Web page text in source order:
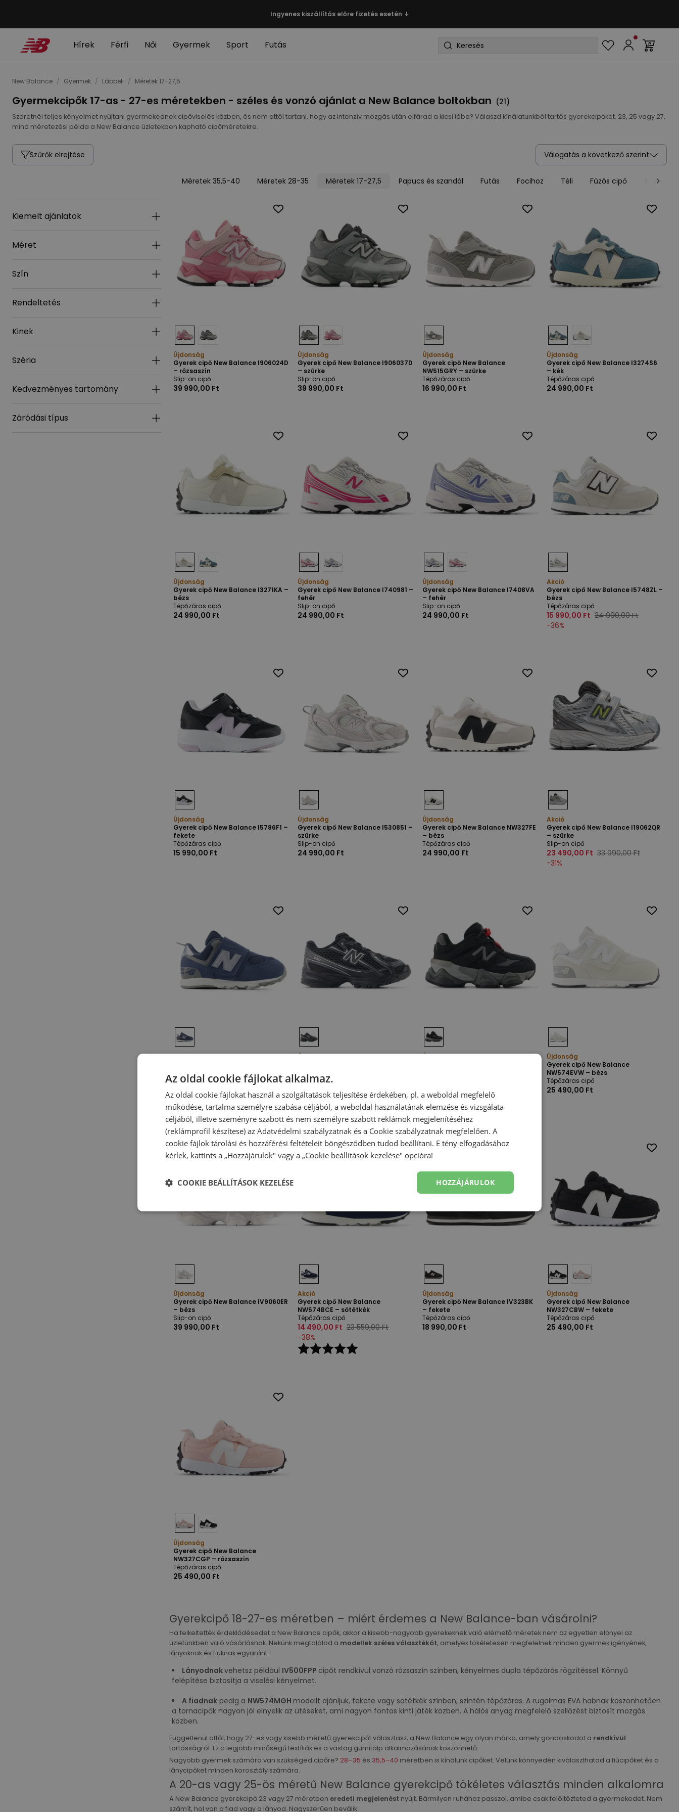
Ingyenes kiszállítás előre fizetés esetén ↓
Hírek Férfi Női Gyermek Sport Futás
New Balance / Gyermek / Lábbeli / Méretek 17-27,5
Gyermekcipők 17-as - 27-es méretekben - széles és vonzó ajánlat a New Balance boltokban (21)
Szeretnél teljes kényelmet nyújtani gyermekednek cipőviselés közben, és nem attól tartani, hogy az intenzív mozgás után elfárad a kicsi lába? Válaszd kínálatunkból tartós gyerekcipőket. 23, 25 vagy 27,
mind méretezési példa a New Balance üzletekben kapható cipőméretekre.
Szűrők elrejtése Válogatás a következő szerint
Kiemelt ajánlatok
Méret
Szín
Rendeltetés
Kinek
Széria
Kedvezményes tartomány
Záródási típus
Méretek 35,5-40 Méretek 28-35 Méretek 17-27,5 Papucs és szandál Futás Focihoz Téli Fűzős cipő
Újdonság
Gyerek cipő New Balance I906024D
– rózsaszín
Slip-on cipő
39 990,00 Ft
Újdonság
Gyerek cipő New Balance I906037D
– szürke
Slip-on cipő
39 990,00 Ft
Újdonság
Gyerek cipő New Balance
NW515GRY – szürke
Tépőzáras cipő
16 990,00 Ft
Újdonság
Gyerek cipő New Balance I3274S6
– kék
Tépőzáras cipő
24 990,00 Ft
Újdonság
Gyerek cipő New Balance I3271KA –
bézs
Tépőzáras cipő
24 990,00 Ft
Újdonság
Gyerek cipő New Balance I740981 –
fehér
Slip-on cipő
24 990,00 Ft
Újdonság
Gyerek cipő New Balance I7408VA
– fehér
Slip-on cipő
24 990,00 Ft
Akció
Gyerek cipő New Balance I5748ZL –
bézs
Tépőzáras cipő
15 990,00 Ft 24 990,00 Ft
-36%
Újdonság
Gyerek cipő New Balance I5786F1 –
fekete
Tépőzáras cipő
15 990,00 Ft
Újdonság
Gyerek cipő New Balance I530851 –
szürke
Slip-on cipő
24 990,00 Ft
Újdonság
Gyerek cipő New Balance NW327FE
– bézs
Tépőzáras cipő
24 990,00 Ft
Akció
Gyerek cipő New Balance I19062QR
– szürke
Slip-on cipő
23 490,00 Ft 33 990,00 Ft
-31%
Akció
– kék
Tépőzáras cipő
15 990,00 Ft
24 990,00 Ft
-36%
Újdonság
– fekete
Slip-on cipő
24 990,00 Ft
Újdonság
39 990,00 Ft
Újdonság
Gyerek cipő New Balance
NW574EVW – bézs
Tépőzáras cipő
25 490,00 Ft
Újdonság
Gyerek cipő New Balance IV9060ER
– bézs
Slip-on cipő
39 990,00 Ft
Akció
Gyerek cipő New Balance
NW574BCE – sötétkék
Tépőzáras cipő
14 490,00 Ft 23 559,00 Ft
-38%
Újdonság
Gyerek cipő New Balance IV323BK
– fekete
Tépőzáras cipő
18 990,00 Ft
Újdonság
Gyerek cipő New Balance
NW327CBW – fekete
Tépőzáras cipő
25 490,00 Ft
Újdonság
Gyerek cipő New Balance
NW327CGP – rózsaszín
Tépőzáras cipő
25 490,00 Ft
Gyerekcipő 18-27-es méretben – miért érdemes a New Balance-ban vásárolni?
Ha felkeltették érdeklődésedet a New Balance cipők, akkor a kisebb-nagyobb gyerekeknek való elérhető méretek nem az egyetlen előnyei az
üzletünkben való vásárlásnak. Nekünk megtalálod a modellek széles választékát, amelyek tökéletesen megfelelnek minden gyermek igényének,
lányoknak és fiúknak egyaránt.
Lányodnakvehetsz például IV500FPP cipőt rendkívül vonzó rózsaszín színben, kényelmes dupla tépőzárás rögzítéssel. Könnyű
felépítése biztosítja a viselési kényelmet.
A fiadnak pedig a NW574MGH modellt ajánljuk, fekete vagy sötétkék színben, szintén tépőzáras. A rugalmas EVA habnak köszönhetően
a tornacipők nagyon jól elnyelik az ütéseket, ami nagyon fontos kinti játék közben. A hálós anyag megfelelő szellőzést biztosít mozgás
közben.
Függetlenül attól, hogy 27-es vagy kisebb méretű gyerekcipőt választasz, a New Balance egy olyan márka, amely gondoskodot a rendkívül
tartósságról. Ez a legjobb minőségű textíliák és a vastag gumitalp alkalmazásának köszönhető.
Nagyobb gyermek számára van szükséged cipőre? 28–35 és 35,5–40 méretben is kínálunk cipőket. Velünk könnyedén kiválaszthatod a fiúcipőket és a
lánycipőket minden korosztály számára.
A 20-as vagy 25-ös méretű New Balance gyerekcipő tökéletes választás minden alkalomra
A New Balance gyerekcipő 23 vagy 27 méretben eredeti megjelenést nyújt. Bármilyen ruhához passzol, amibe csak felöltözteted a gyermekedet. Nem
számít, hol van a fiad vagy a lányod. Nagyszerűen beválik:
Az oldal cookie fájlokat alkalmaz.
Az oldal cookie fájlokat használ a szolgáltatások teljesítése érdekében, pl. a weboldal megfelelő
működése, tartalma személyre szabása céljából, a weboldal használatának elemzése és vizsgálata
céljából, illetve szeményre szabott és nem személyre szabott reklámok megjelenítéséhez
(reklámprofil készítese) az Adatvédelmi szabályzatnak és a Cookie szabályzatnak megfelelően. A
cookie fájlok tárolási és hozzáférési feltételeit böngésződben tudod beállítani. E tény elfogadásához
kérlek, kattints a „Hozzájárulok" vagy a „Cookie beállítások kezelése" opcióra!
HOZZÁJÁRULOK
COOKIE BEÁLLÍTÁSOK KEZELÉSE